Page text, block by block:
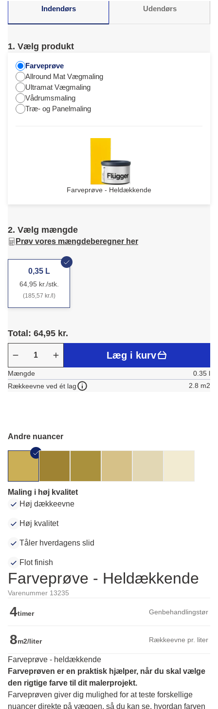
Indendørs Udendørs
1. Vælg produkt
Farveprøve
Allround Mat Vægmaling
Ultramat Vægmaling
Vådrumsmaling
Træ- og Panelmaling
Farveprøve - Heldækkende
2. Vælg mængde
Prøv vores mængdeberegner her
0,35 L
64,95 kr./stk.
(185,57 kr./l)
Total: 64,95 kr.
Læg i kurv
Mængde
0.35 l
Rækkeevne ved ét lag
2.8 m2
Andre nuancer
Maling i høj kvalitet
Høj dækkeevne
Høj kvalitet
Tåler hverdagens slid
Flot finish
Farveprøve - Heldækkende
Varenummer 13235
4timer Genbehandlingstør
8m2/liter Rækkeevne pr. liter
Farveprøve - heldækkende
Farveprøven er en praktisk hjælper, når du skal vælge
den rigtige farve til dit malerprojekt.
Farveprøven giver dig mulighed for at teste forskellige
nuancer direkte på væggen, så du kan se, hvordan farven